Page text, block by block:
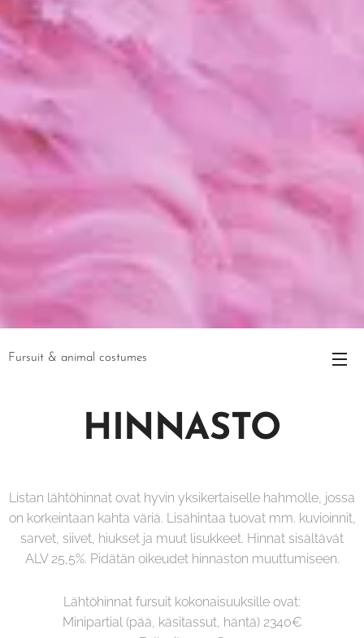
Fursuit & animal costumes
HINNASTO
Listan lähtöhinnat ovat hyvin yksikertaiselle hahmolle, jossa
on korkeintaan kahta väriä. Lisähintaa tuovat mm. kuvioinnit,
sarvet, siivet, hiukset ja muut lisukkeet. Hinnat sisältävät
ALV 25,5%. Pidätän oikeudet hinnaston muuttumiseen.
Lähtöhinnat fursuit kokonaisuuksille ovat:
Minipartial (pää, käsitassut, häntä) 2340€